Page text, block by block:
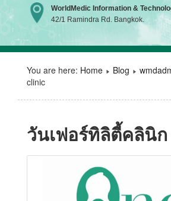
WorldMedic Information &
42/1 Ramindra Rd. Bangkok.
You are here: Home Blog
clinic
วันเฟอร์ทิลิตี้คลินิก